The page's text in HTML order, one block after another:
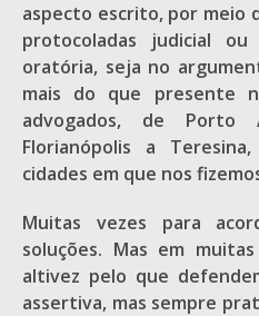
aspecto escrito, por meio
protocoladas judicial ou
oratória, seja no
mais do que presente
advogados, de Porto
Florianópolis a
cidades em que nos
Muitas vezes para
soluções. Mas em
altivez pelo que
assertiva, mas sempre